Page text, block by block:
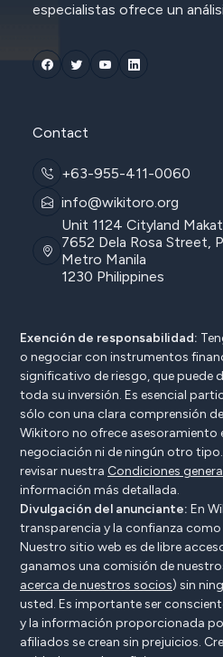
especialistas ofrece un
Contact
+63-955-411-0060
info@wikitoro.org
Unit 1124 Cityland
7652 Dela Rosa Street,
Metro Manila
1230 Philippines
Exención de responsabilidad:
o negociar con instrumentos
significativo de riesgo, que puede
toda su inversión. Es esencial
sólo con una clara comprensión
Wikitoro no ofrece asesoramiento
negociación ni de ningún otro
revisar nuestra Condiciones
información más detallada.
Divulgación del anunciante: En
transparencia y la confianza
Nuestro sitio web es de libre
ganamos una comisión de
acerca de nuestros socios) sin
usted. Es importante ser
y la información proporcionada
afiliados se crean sin prejuicios.